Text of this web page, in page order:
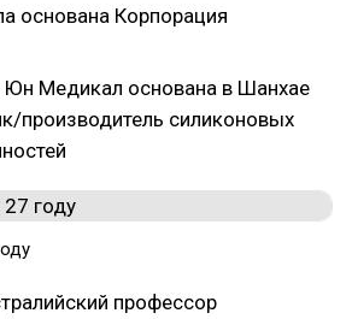
основана Корпорация
Юн Медикал основана в Шанхае
производитель силиконовых
профессор